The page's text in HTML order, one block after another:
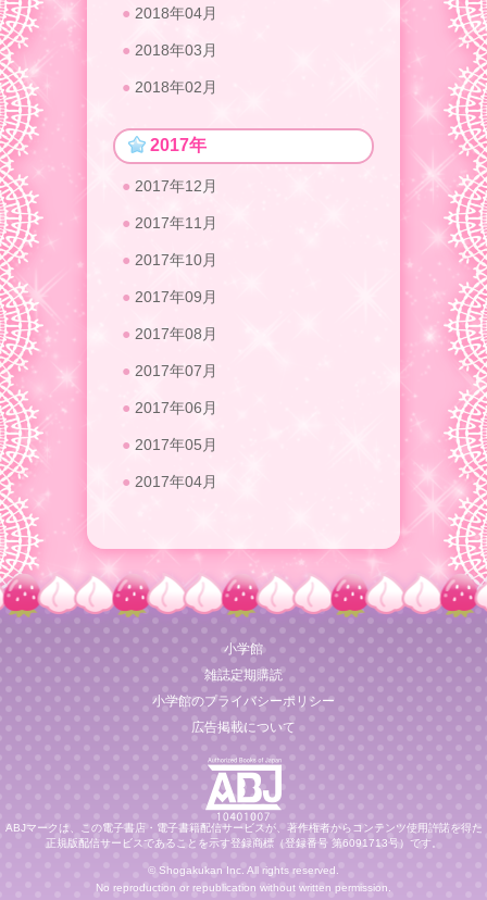
2018年04月
2018年03月
2018年02月
2017年
2017年12月
2017年11月
2017年10月
2017年09月
2017年08月
2017年07月
2017年06月
2017年05月
2017年04月
小学館
雑誌定期購読
小学館のプライバシーポリシー
広告掲載について
ABJマークは、この電子書店・電子書籍配信サービスが、著作権者からコンテンツ使用許諾を得た
正規版配信サービスであることを示す登録商標（登録番号 第6091713号）です。
© Shogakukan Inc. All rights reserved.
No reproduction or republication without written permission.